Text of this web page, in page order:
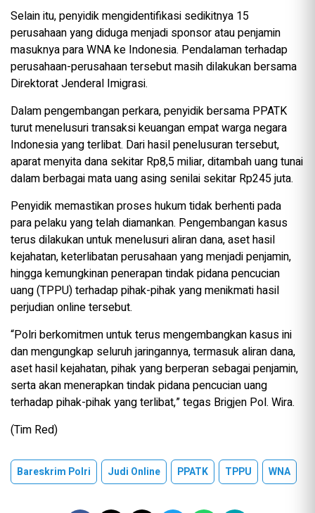
Selain itu, penyidik mengidentifikasi sedikitnya 15
perusahaan yang diduga menjadi sponsor atau penjamin
masuknya para WNA ke Indonesia. Pendalaman terhadap
perusahaan-perusahaan tersebut masih dilakukan bersama
Direktorat Jenderal Imigrasi.
Dalam pengembangan perkara, penyidik bersama PPATK
turut menelusuri transaksi keuangan empat warga negara
Indonesia yang terlibat. Dari hasil penelusuran tersebut,
aparat menyita dana sekitar Rp8,5 miliar, ditambah uang tunai
dalam berbagai mata uang asing senilai sekitar Rp245 juta.
Penyidik memastikan proses hukum tidak berhenti pada
para pelaku yang telah diamankan. Pengembangan kasus
terus dilakukan untuk menelusuri aliran dana, aset hasil
kejahatan, keterlibatan perusahaan yang menjadi penjamin,
hingga kemungkinan penerapan tindak pidana pencucian
uang (TPPU) terhadap pihak-pihak yang menikmati hasil
perjudian online tersebut.
“Polri berkomitmen untuk terus mengembangkan kasus ini
dan mengungkap seluruh jaringannya, termasuk aliran dana,
aset hasil kejahatan, pihak yang berperan sebagai penjamin,
serta akan menerapkan tindak pidana pencucian uang
terhadap pihak-pihak yang terlibat,” tegas Brigjen Pol. Wira.
(Tim Red)
Bareskrim Polri Judi Online PPATK TPPU WNA